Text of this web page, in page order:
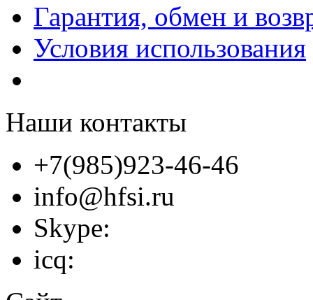
Гарантия, обмен и
Условия использования
Наши контакты
+7(985)923-46-46
info@hfsi.ru
Skype:
icq: